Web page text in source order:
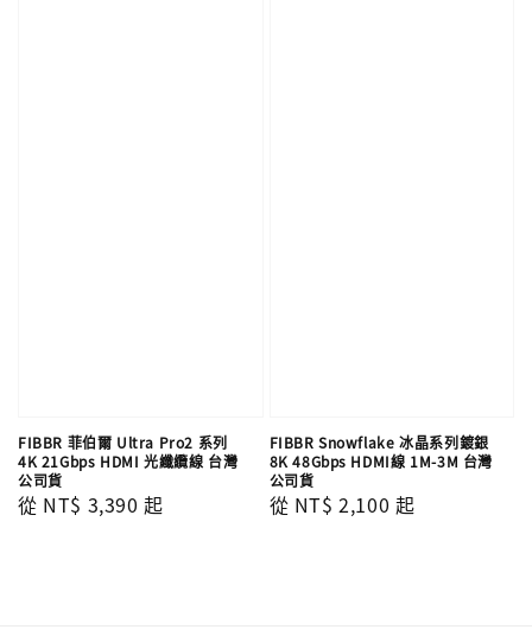
FIBBR 菲伯爾 Ultra Pro2 系列
4K 21Gbps HDMI 光纖纜線 台灣
公司貨
Regular
從 NT$ 3,390 起
FIBBR Snowflake 冰晶系列鍍銀
8K 48Gbps HDMI線 1M-3M 台灣
公司貨
Regular
從 NT$ 2,100 起